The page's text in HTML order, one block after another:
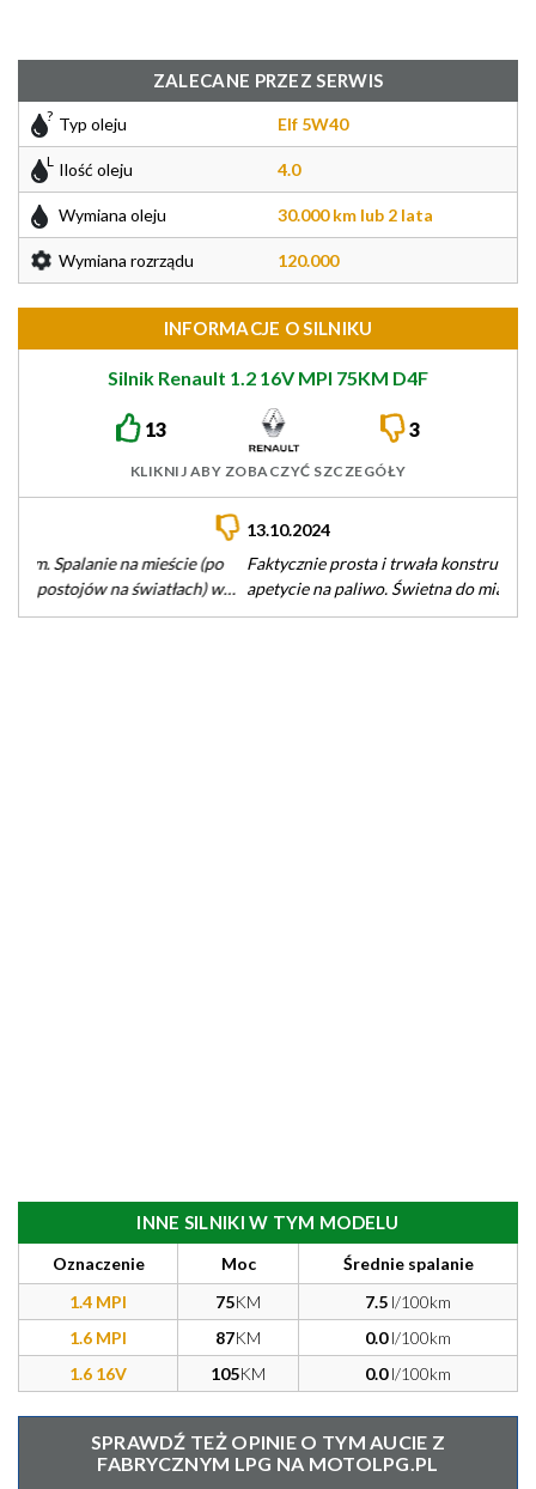
ZALECANE PRZEZ SERWIS
Typ oleju Elf 5W40
Ilość oleju 4.0
Wymiana oleju 30.000 km lub 2 lata
Wymiana rozrządu 120.000
INFORMACJE O SILNIKU
Silnik Renault 1.2 16V MPI 75KM D4F
13 3
KLIKNIJ ABY ZOBACZYĆ SZCZEGÓŁY
Faktycznie prosta i trwała konstrukcja o umiarkowanym
apetycie na paliwo. Świetna do miasta i pod miasto (choć spod
świateł to…
INNE SILNIKI W TYM MODELU
Oznaczenie Moc
Średnie spalanie
1.4 MPI
75KM 7.5 l/100km
1.6 MPI
87KM 0.0l/100km
1.6 16V
105KM 0.0l/100km
SPRAWDŹ TEŻ OPINIE O TYM AUCIE Z
FABRYCZNYM LPG NA MOTOLPG.PL